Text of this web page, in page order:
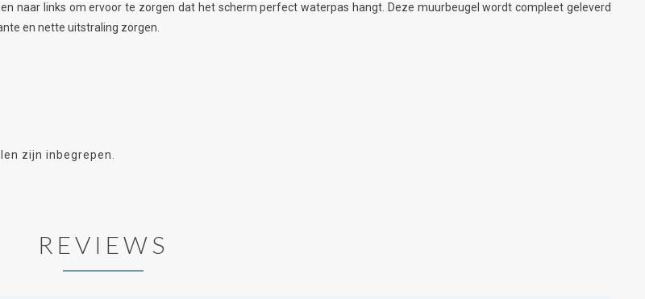
naar links om ervoor te zorgen dat het scherm perfect waterpas hangt. Deze muurbeugel wordt compleet geleverd
en nette uitstraling zorgen.
zijn inbegrepen.
REVIEWS